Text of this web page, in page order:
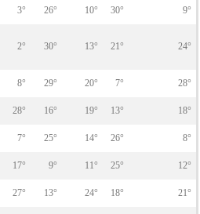
3° 26° 10° 30° 9°
2° 30° 13° 21° 24°
8° 29° 20° 7° 28°
28° 16° 19° 13° 18°
7° 25° 14° 26° 8°
17° 9° 11° 25° 12°
27° 13° 24° 18° 21°